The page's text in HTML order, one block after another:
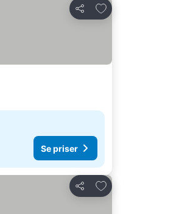
Del
Føj til favoritter
Se priser
Del
Føj til favoritter